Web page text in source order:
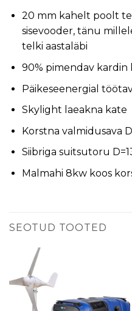
20 mm kahelt poolt
sisevooder, tänu
telki aastaläbi
90% pimendav kardin
Päikeseenergial
Skylight laeakna kate
Korstna valmidusava
Siibriga suitsutoru
Malmahi 8kw koos
SEOTUD TOOTED